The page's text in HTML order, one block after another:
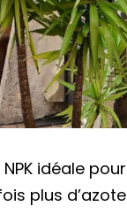
idéale
plus